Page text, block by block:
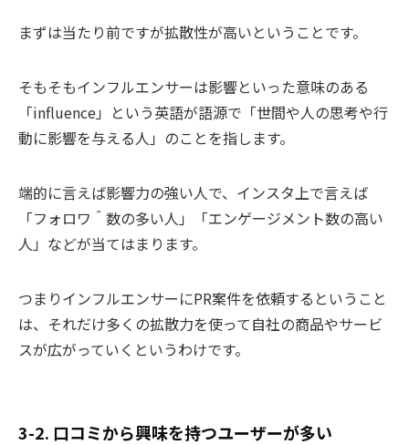
まずは当たり前ですが拡散性が高いということです。
そもそもインフルエンサーは影響といった意味のある
「influence」という英語が語源で「世間や人の思考や行
動に影響を与える人」のことを指します。
端的に言えば影響力の強い人で、インスタ上で言えば
「フォロワ＾数の多い人」「エンゲージメント数の高い
人」などが当てはまります。
つまりインフルエンサーにPR案件を依頼するということ
は、それだけ多くの拡散力を使って自社の商品やサービ
スが広がっていくというわけです。
3-2. 口コミから興味を持つユーザーが多い